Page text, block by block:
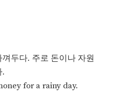
두다. 주로 돈이나 자원
for a rainy day.